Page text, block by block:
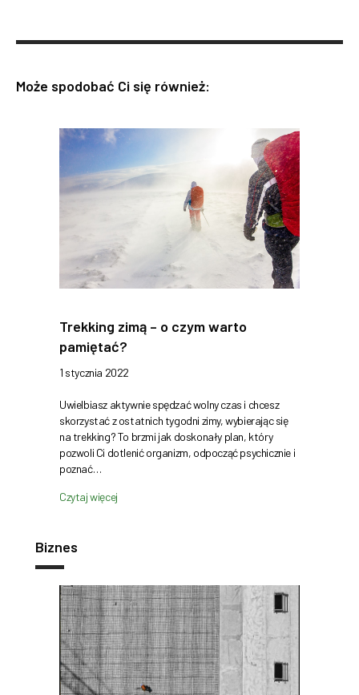
Może spodobać Ci się również:
Trekking zimą – o czym warto
pamiętać?
1 stycznia 2022
Uwielbiasz aktywnie spędzać wolny czas i chcesz
skorzystać z ostatnich tygodni zimy, wybierając się
na trekking? To brzmi jak doskonały plan, który
pozwoli Ci dotlenić organizm, odpocząć psychicznie i
poznać…
Czytaj więcej
Biznes